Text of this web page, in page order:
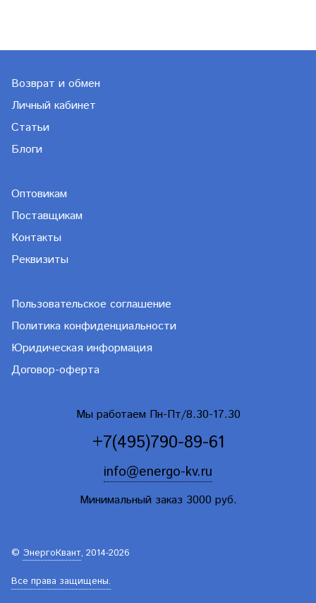
Возврат и обмен
Личный кабинет
Статьи
Блоги
Оптовикам
Поставщикам
Контакты
Реквизиты
Пользовательское соглашение
Политика конфиденциальности
Юридическая информация
Договор-оферта
Мы работаем Пн-Пт/8.30-17.30
+7(495)790-89-61
info@energo-kv.ru
Минимальный заказ 3000 руб.
© ЭнергоКвант, 2014-2026
Все права защищены.